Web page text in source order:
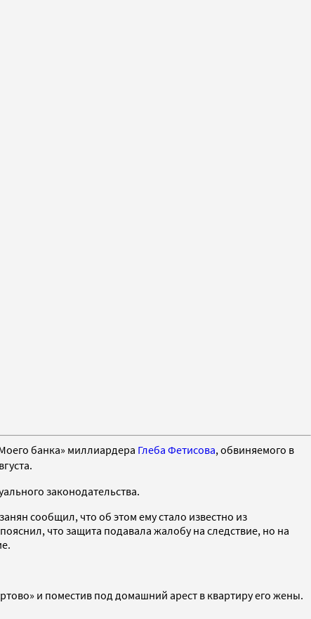
банка» миллиардера Глеба Фетисова, обвиняемого в
законодательства.
сообщил, что об этом ему стало известно из
что защита подавала жалобу на следствие, но на
и поместив под домашний арест в квартиру его жены.